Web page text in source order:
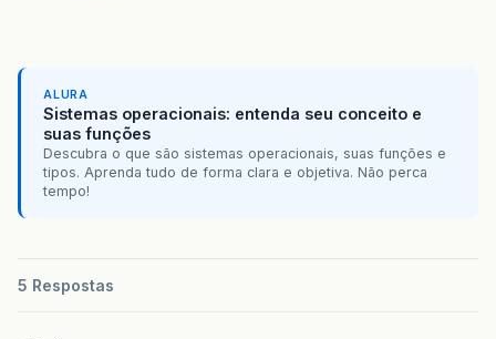
ALURA
Sistemas operacionais: entenda seu conceito e
suas funções
Descubra o que são sistemas operacionais, suas funções e
tipos. Aprenda tudo de forma clara e objetiva. Não perca
tempo!
5 Respostas